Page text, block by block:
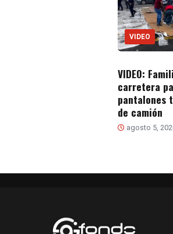
VIDEO
VIDEO:
carretera
pantalones
de camión
agosto 5,